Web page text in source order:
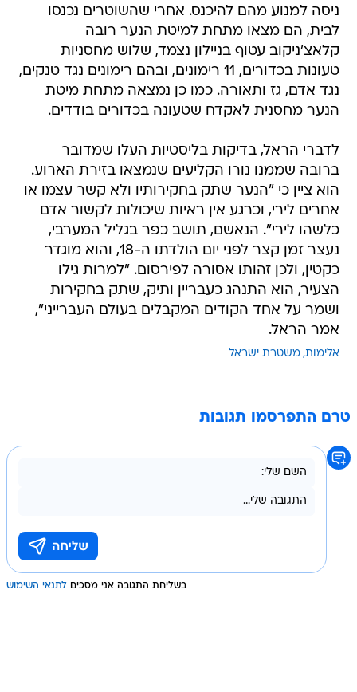
ניסה למנוע מהם להיכנס. אחרי שהשוטרים נכנסו
לבית, הם מצאו מתחת למיטת הנער רובה
קלאצ'ניקוב עטוף בניילון נצמד, שלוש מחסניות
טעונות בכדורים, 11 רימונים, ובהם רימונים נגד טנקים,
נגד אדם, גז ותאורה. כמו כן נמצאה מתחת מיטת
הנער מחסנית לאקדח שטעונה בכדורים בודדים.
לדברי הראל, בדיקות בליסטיות העלו שמדובר
ברובה שממנו נורו הקליעים שנמצאו בזירת הארוע.
הוא ציין כי "הנער שתק בחקירותיו ולא קשר עצמו או
אחרים לירי, וכרגע אין ראיות שיכולות לקשור אדם
כלשהו לירי". הנאשם, תושב כפר בגליל המערבי,
נעצר זמן קצר לפני יום הולדתו ה-18, והוא מוגדר
כקטין, ולכן זהותו אסורה לפירסום. "למרות גילו
הצעיר, הוא התנהג כעבריין ותיק, שתק בחקירות
ושמר על אחד הקודים המקבלים בעולם העברייני",
אמר הראל.
אלימות משטרת ישראל
טרם התפרסמו תגובות
בשליחת התגובה אני מסכים לתנאי השימוש